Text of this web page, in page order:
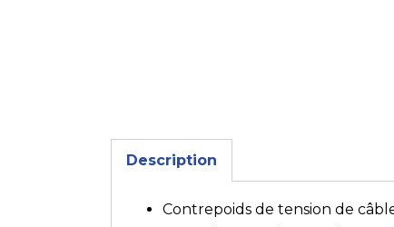
Description
Contrepoids de tension de